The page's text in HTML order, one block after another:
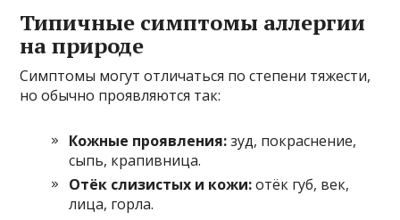
Типичные симптомы аллергии
на природе
Симптомы могут отличаться по степени тяжести,
но обычно проявляются так:
Кожные проявления:зуд, покраснение,
сыпь, крапивница.
Отёк слизистых и кожи:отёк губ, век,
лица, горла.